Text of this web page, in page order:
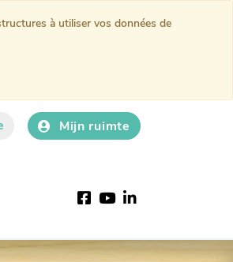
Mijn ruimte
Facebook
YouTube
LinkedIn
à utiliser vos données de